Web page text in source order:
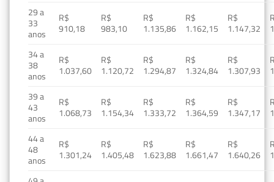
29 a
33
anos
R$
910,18
R$
983,10
R$
1.135,86
R$
1.162,15
R$
1.147,32
34 a
38
anos
R$
1.037,60
R$
1.120,72
R$
1.294,87
R$
1.324,84
R$
1.307,93
39 a
43
anos
R$
1.068,73
R$
1.154,34
R$
1.333,72
R$
1.364,59
R$
1.347,17
44 a
48
anos
R$
1.301,24
R$
1.405,48
R$
1.623,88
R$
1.661,47
R$
1.640,26